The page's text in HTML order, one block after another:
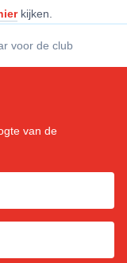
kijken.
voor de club
van de